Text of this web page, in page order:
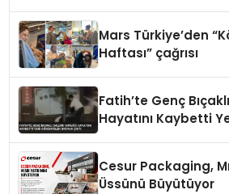
Mars Türkiye’den
Haftası” çağrısı
Fatih’te Genç
Hayatını Kaybetti
Cesur Packaging,
Üssünü Büyütüyor